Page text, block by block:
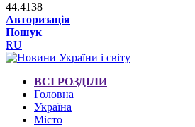
44.4138
Авторизація
Пошук
RU
ВСІ РОЗДІЛИ
Головна
Україна
Місто